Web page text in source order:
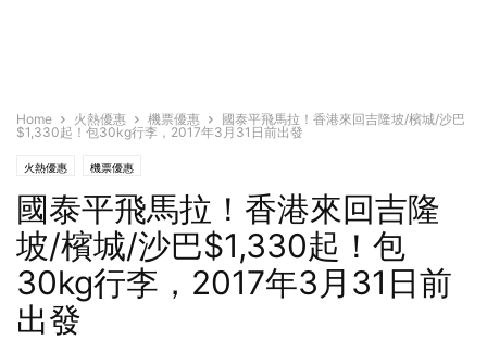
Home 火熱優惠 機票優惠
國泰平飛馬拉！香港來回吉隆坡/檳城/沙巴
$1,330起！包30kg行李，2017年3月31日前出發
火熱優惠 機票優惠
國泰平飛馬拉！香港來回吉隆
坡/檳城/沙巴$1,330起！包
30kg行李，2017年3月31日前
出發